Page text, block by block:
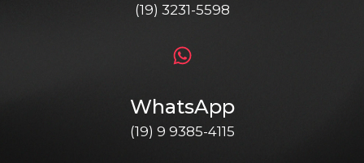
(19) 3231-5598
WhatsApp
(19) 9 9385-4115